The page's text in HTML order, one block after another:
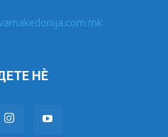
НÈ